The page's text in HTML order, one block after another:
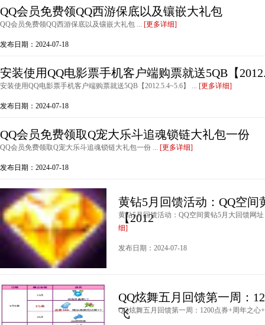
QQ会员免费领QQ西游保底以及镶嵌大礼包
QQ会员免费领QQ西游保底以及镶嵌大礼包 ... [更多详细]
发布日期：2024-07-18
安装使用QQ电影票手机客户端购票就送5QB【
安装使用QQ电影票手机客户端购票就送5QB【2012.5.4~5.6】 ... [更多详细]
发布日期：2024-07-18
QQ会员免费领取Q宠大乐斗追魂锁链大礼包一份
QQ会员免费领取Q宠大乐斗追魂锁链大礼包一份 ... [更多详细]
发布日期：2024-07-18
黄钻5月回馈活动：QQ空间
【2012
黄钻5月回馈活动：QQ空间黄钻5月大回馈网
细]
发布日期：2024-07-18
QQ炫舞五月回馈第一周：
飞
QQ炫舞五月回馈第一周：1200点券+周年之